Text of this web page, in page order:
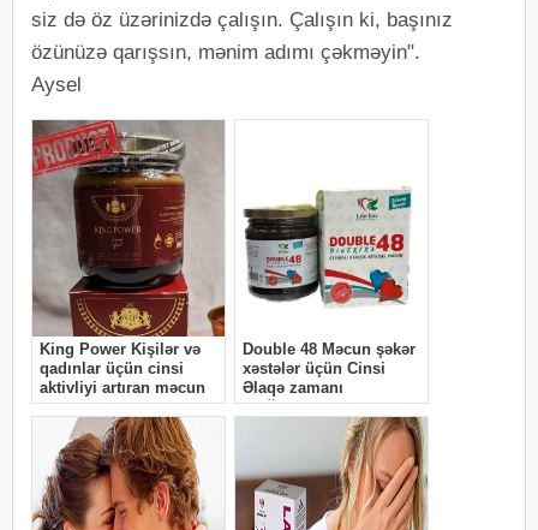
siz də öz üzərinizdə çalışın. Çalışın ki, başınız
özünüzə qarışsın, mənim adımı çəkməyin".
Aysel